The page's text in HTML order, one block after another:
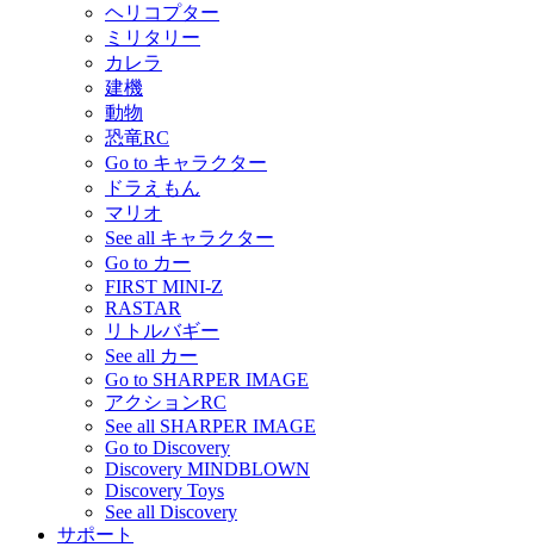
ヘリコプター
ミリタリー
カレラ
建機
動物
恐竜RC
Go to キャラクター
ドラえもん
マリオ
See all キャラクター
Go to カー
FIRST MINI-Z
RASTAR
リトルバギー
See all カー
Go to SHARPER IMAGE
アクションRC
See all SHARPER IMAGE
Go to Discovery
Discovery MINDBLOWN
Discovery Toys
See all Discovery
サポート